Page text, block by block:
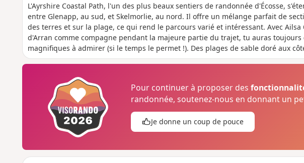
L'Ayrshire Coastal Path, l'un des plus beaux sentiers de randonnée d'Écosse,
entre Glenapp, au sud, et Skelmorlie, au nord. Il offre un mélange parfait de
des terres et sur la plage, ce qui rend le parcours varié et intéressant. Avec Ailsa
d'Arran comme compagne pendant la majeure partie du trajet, tu auras toujours
magnifiques à admirer (si le temps le permet !). Des plages de sable doré aux
escarpées, l'Ayrshire a tout pour plaire !
Pour continuer à proposer des
randonnée, soutenez-nous en donnant un
Je donne un coup de pouce